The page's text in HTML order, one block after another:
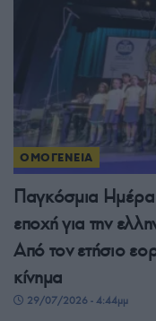
ΟΜΟΓΕΝΕΙΑ
Παγκόσμια
εποχή για την
Από τον ετήσιο
κίνημα
29/07/2026 - 4:44μμ